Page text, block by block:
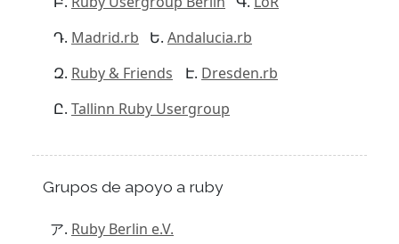
Madrid.rb
Andalucia.rb
Ruby & Friends
Dresden.rb
Tallinn Ruby Usergroup
Grupos de apoyo a ruby
Ruby Berlin e.V.